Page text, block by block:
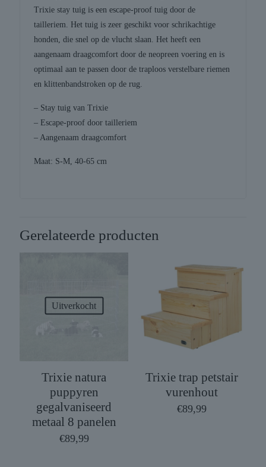
Trixie stay tuig is een escape-proof tuig door de
tailleriem. Het tuig is zeer geschikt voor schrikachtige
honden, die snel op de vlucht slaan. Het heeft een
aangenaam draagcomfort door de neopreen voering en is
optimaal aan te passen door de traploos verstelbare riemen
en klittenbandstroken op de rug.
– Stay tuig van Trixie
– Escape-proof door tailleriem
– Aangenaam draagcomfort
Maat: S-M, 40-65 cm
Gerelateerde producten
Uitverkocht
Trixie natura
puppyren
gegalvaniseerd
metaal 8 panelen
€89,99
Trixie trap petstair
vurenhout
€89,99